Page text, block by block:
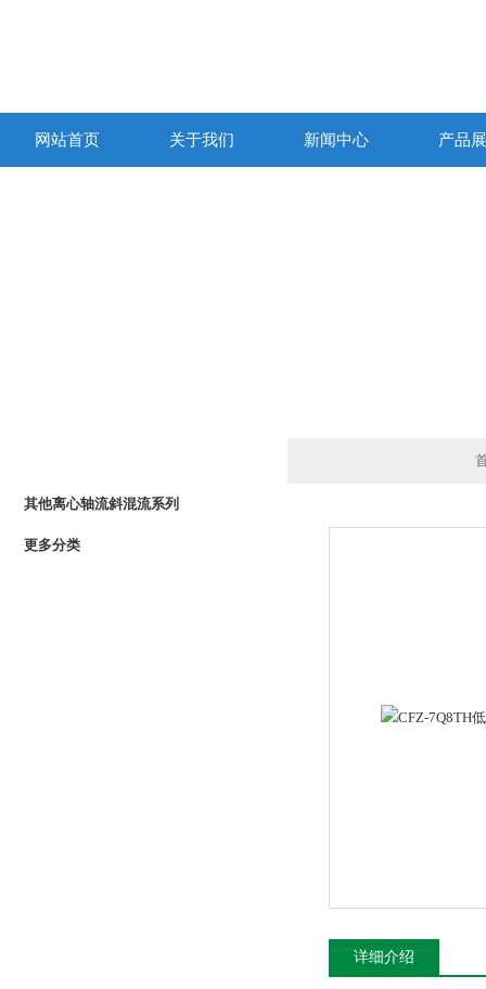
网站首页 关于我们 新闻中心 产品
其他离心轴流斜混流系列
更多分类
详细介绍